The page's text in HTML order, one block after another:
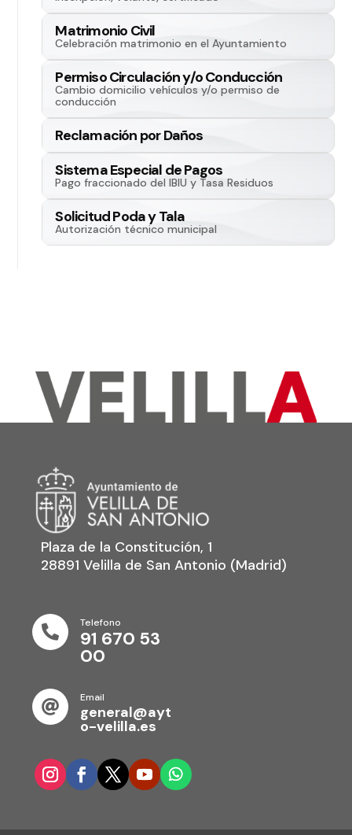
Matrimonio Civil
Celebración matrimonio en el Ayuntamiento
Permiso Circulación y/o Conducción
Cambio domicilio vehículos y/o permiso de
conducción
Reclamación por Daños
Sistema Especial de Pagos
Pago fraccionado del IBIU y Tasa Residuos
Solicitud Poda y Tala
Autorización técnico municipal
Plaza de la Constitución, 1
28891 Velilla de San Antonio (Madrid)

Telefono
91 670 53
00

Email
general@ayt
o-velilla.es